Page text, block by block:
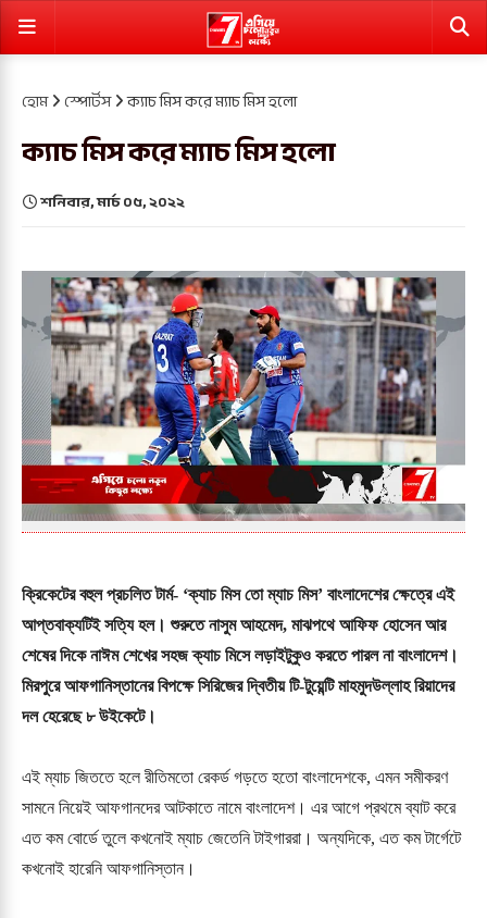
হোম স্পোর্টস ক্যাচ মিস করে ম্যাচ মিস হলো
ক্যাচ মিস করে ম্যাচ মিস হলো
শনিবার, মার্চ ০৫, ২০২২
ক্রিকেটের বহুল প্রচলিত টার্ম- ‘ক্যাচ মিস তো ম্যাচ মিস’ বাংলাদেশের ক্ষেত্রে এই
আপ্তবাক্যটিই সত্যি হল। শুরুতে নাসুম আহমেদ, মাঝপথে আফিফ হোসেন আর
শেষের দিকে নাঈম শেখের সহজ ক্যাচ মিসে লড়াইটুকুও করতে পারল না বাংলাদেশ।
মিরপুরে আফগানিস্তানের বিপক্ষে সিরিজের দ্বিতীয় টি-টুয়েন্টি মাহমুদউল্লাহ রিয়াদের
দল হেরেছে ৮ উইকেটে।
এই ম্যাচ জিততে হলে রীতিমতো রেকর্ড গড়তে হতো বাংলাদেশকে, এমন সমীকরণ
সামনে নিয়েই আফগানদের আটকাতে নামে বাংলাদেশ। এর আগে প্রথমে ব্যাট করে
এত কম বোর্ডে তুলে কখনোই ম্যাচ জেতেনি টাইগাররা। অন্যদিকে, এত কম টার্গেটে
কখনোই হারেনি আফগানিস্তান।